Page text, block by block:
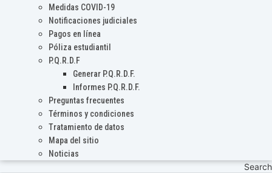
Medidas COVID-19
Notificaciones judiciales
Pagos en línea
Póliza estudiantil
P.Q.R.D.F
Generar P.Q.R.D.F.
Informes P.Q.R.D.F.
Preguntas frecuentes
Términos y condiciones
Tratamiento de datos
Mapa del sitio
Noticias
Search